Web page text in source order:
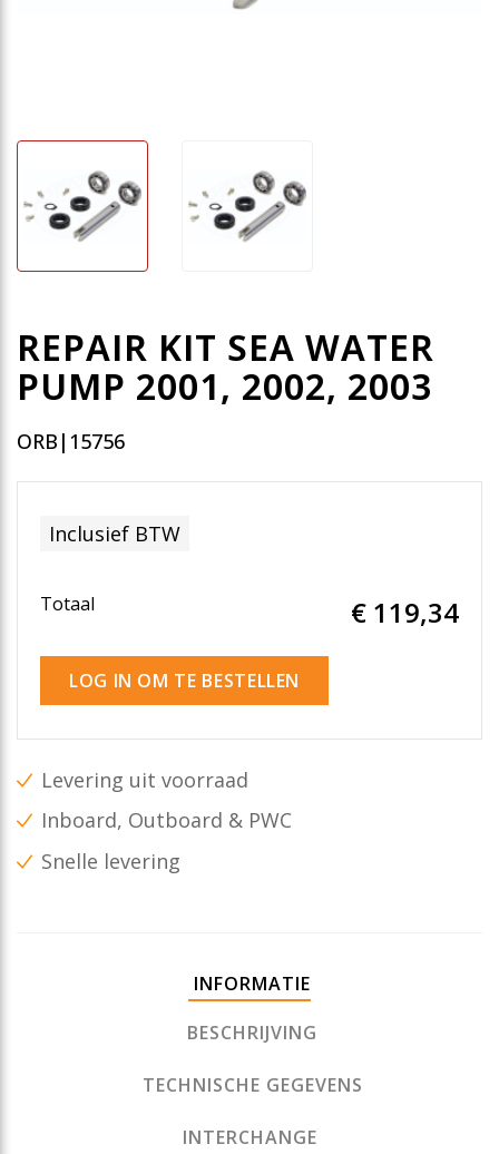
REPAIR KIT SEA WATER
PUMP 2001, 2002, 2003
ORB|15756
Inclusief BTW
Totaal € 119,34
LOG IN OM TE BESTELLEN
Levering uit voorraad
Inboard, Outboard & PWC
Snelle levering
INFORMATIE
BESCHRIJVING
TECHNISCHE GEGEVENS
INTERCHANGE